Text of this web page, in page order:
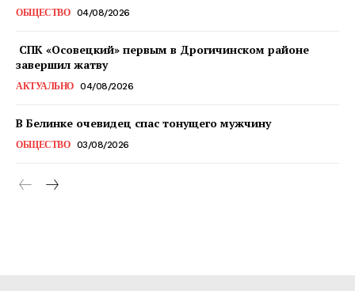
ОБЩЕСТВО 04/08/2026
СПК «Осовецкий» первым в Дрогичинском районе
завершил жатву
АКТУАЛЬНО 04/08/2026
В Белинке очевидец спас тонущего мужчину
ОБЩЕСТВО 03/08/2026